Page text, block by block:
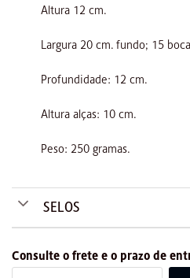
Altura 12 cm.
Largura 20 cm. fundo; 15
Profundidade: 12 cm.
Altura alças: 10 cm.
Peso: 250 gramas.
SELOS
Consulte o frete e o prazo de